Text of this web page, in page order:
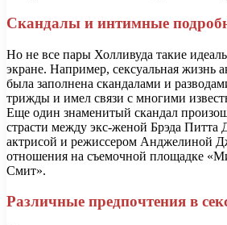
Скандалы и интимные
Но не все пары Холливуда такие
экране. Например, сексуальная жизнь
была заполнена скандалами и
трижды и имел связи с многими
Еще один знаменитый скандал
страсти между экс-женой Брэда
актрисой и режиссером Анджелиной
отношения на съемочной площадке
Смит».
Различные предпочтения в